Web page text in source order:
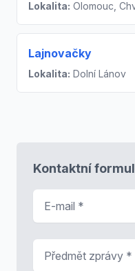
Lokalita: Olomouc,
Lajnovačky
Lokalita: Dolní Lánov
Kontaktní